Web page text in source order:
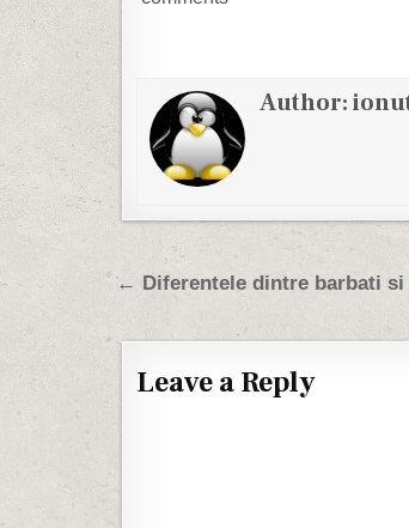
Author:
Post navigation
← Diferentele dintre barbati si
Leave a Reply